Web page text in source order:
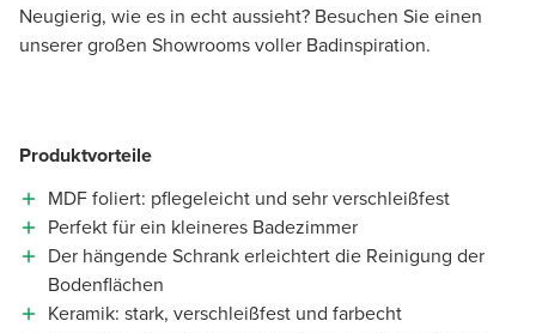
Neugierig, wie es in echt aussieht? Besuchen Sie einen
unserer großen Showrooms voller Badinspiration.
Produktvorteile
MDF foliert: pflegeleicht und sehr verschleißfest
Perfekt für ein kleineres Badezimmer
Der hängende Schrank erleichtert die Reinigung der
Bodenflächen
Keramik: stark, verschleißfest und farbecht